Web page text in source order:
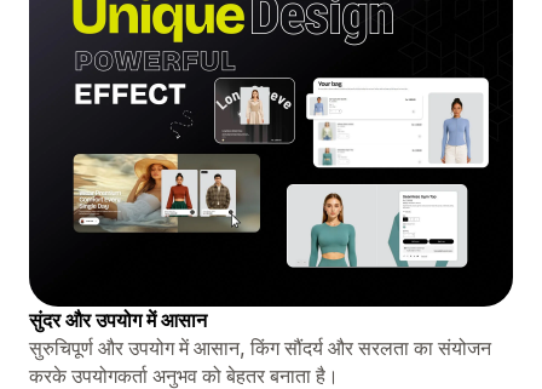
सुंदर और उपयोग में आसान
सुरुचिपूर्ण और उपयोग में आसान, किंग सौंदर्य और सरलता का संयोजन
करके उपयोगकर्ता अनुभव को बेहतर बनाता है।